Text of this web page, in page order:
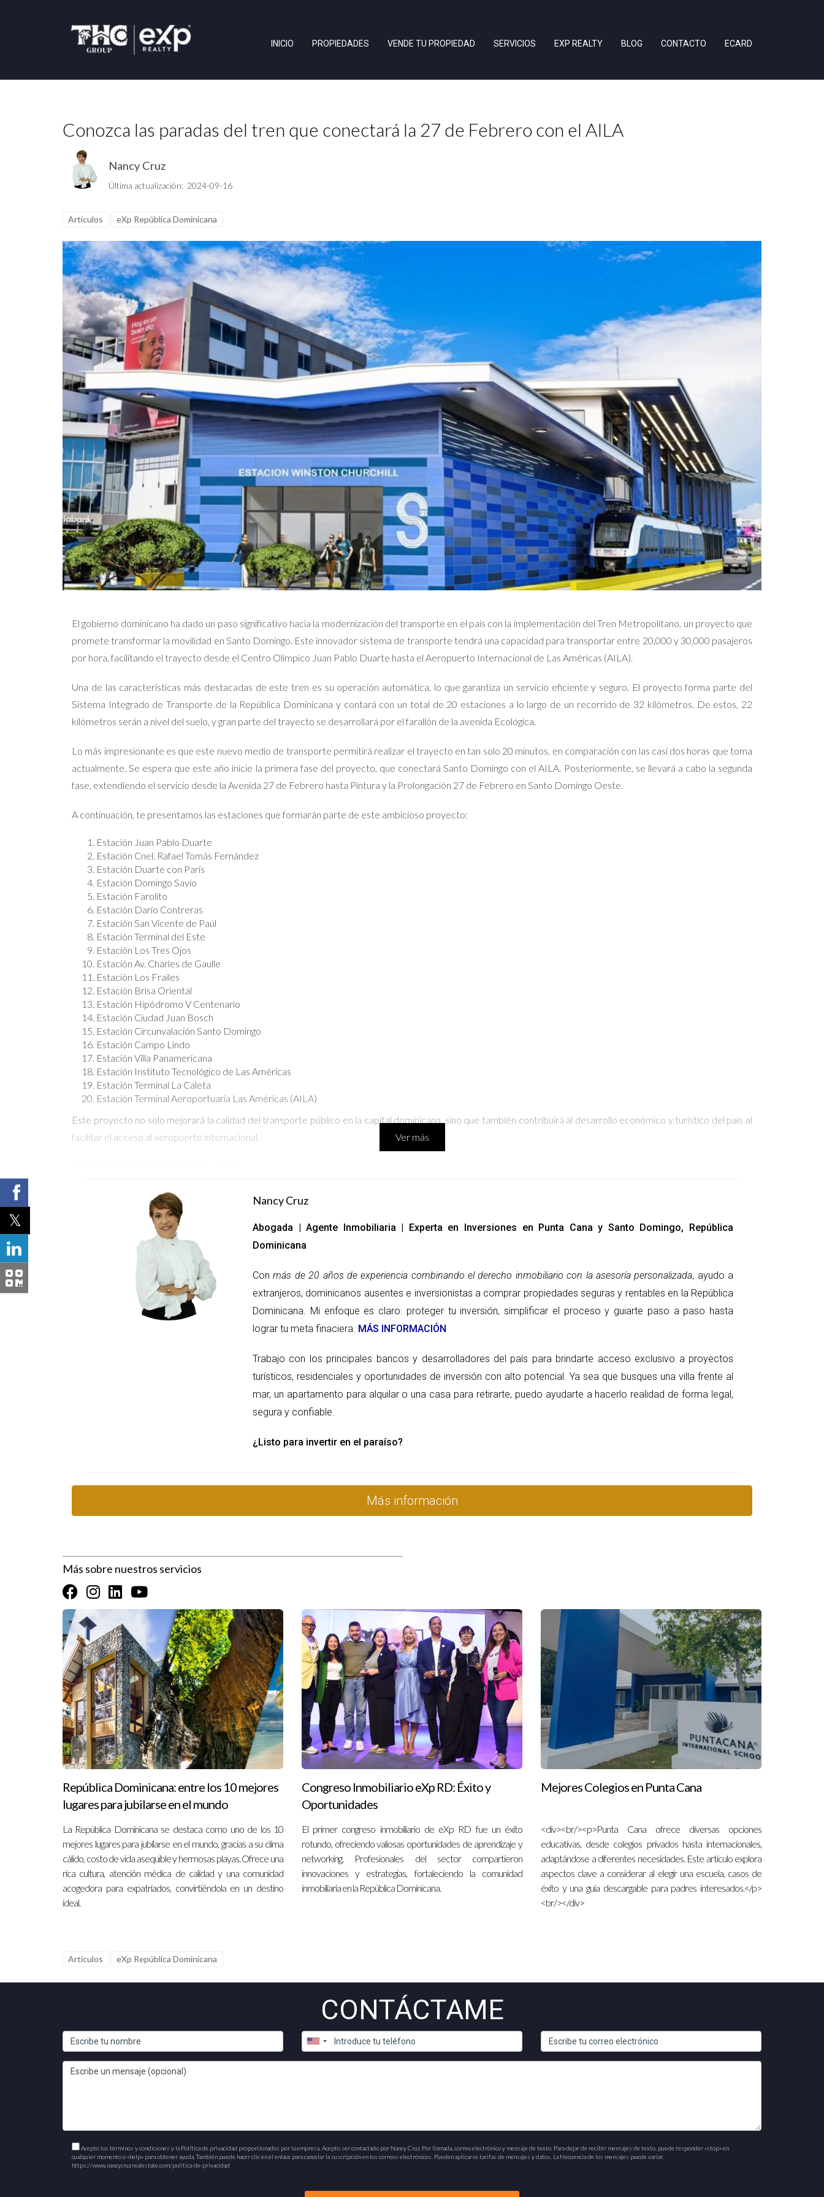
INICIO PROPIEDADES VENDE TU PROPIEDAD SERVICIOS EXP REALTY BLOG CONTACTO ECARD
Conozca las paradas del tren que conectará la 27 de Febrero con el AILA
Nancy Cruz
Última actualización: 2024-09-16
Artículos eXp República Dominicana
El gobierno dominicano ha dado un paso significativo hacia la modernización del transporte en el país con la implementación del Tren Metropolitano, un proyecto que
promete transformar la movilidad en Santo Domingo. Este innovador sistema de transporte tendrá una capacidad para transportar entre 20,000 y 30,000 pasajeros
por hora, facilitando el trayecto desde el Centro Olímpico Juan Pablo Duarte hasta el Aeropuerto Internacional de Las Américas (AILA).
Una de las características más destacadas de este tren es su operación automática, lo que garantiza un servicio eficiente y seguro. El proyecto forma parte del
Sistema Integrado de Transporte de la República Dominicana y contará con un total de 20 estaciones a lo largo de un recorrido de 32 kilómetros. De estos, 22
kilómetros serán a nivel del suelo, y gran parte del trayecto se desarrollará por el farallón de la avenida Ecológica.
Lo más impresionante es que este nuevo medio de transporte permitirá realizar el trayecto en tan solo 20 minutos, en comparación con las casi dos horas que toma
actualmente. Se espera que este año inicie la primera fase del proyecto, que conectará Santo Domingo con el AILA. Posteriormente, se llevará a cabo la segunda
fase, extendiendo el servicio desde la Avenida 27 de Febrero hasta Pintura y la Prolongación 27 de Febrero en Santo Domingo Oeste.
A continuación, te presentamos las estaciones que formarán parte de este ambicioso proyecto:
Estación Juan Pablo Duarte
Estación Cnel. Rafael Tomás Fernández
Estación Duarte con París
Estación Domingo Savio
Estación Farolito
Estación Darío Contreras
Estación San Vicente de Paúl
Estación Terminal del Este
Estación Los Tres Ojos
Estación Av. Charles de Gaulle
Estación Los Frailes
Estación Brisa Oriental
Estación Hipódromo V Centenario
Estación Ciudad Juan Bosch
Estación Circunvalación Santo Domingo
Estación Campo Lindo
Estación Villa Panamericana
Estación Instituto Tecnológico de Las Américas
Estación Terminal La Caleta
Estación Terminal Aeroportuaria Las Américas (AILA)
Este proyecto no solo mejorará la calidad del transporte público en la capital dominicana, sino que también contribuirá al desarrollo económico y turístico del país al
facilitar el acceso al aeropuerto internacional.
Ver más
Nancy Cruz
Abogada | Agente Inmobiliaria | Experta en Inversiones en Punta Cana y Santo Domingo, República
Dominicana
Conmás de 20 años de experiencia combinando el derecho inmobiliario con la asesoría personalizada, ayudo a
extranjeros, dominicanos ausentes e inversionistas a comprar propiedades seguras y rentables en la República
Dominicana. Mi enfoque es claro: proteger tu inversión, simplificar el proceso y guiarte paso a paso hasta
lograr tu meta finaciera. MÁS INFORMACIÓN
Trabajo con los principales bancos y desarrolladores del país para brindarte acceso exclusivo a proyectos
turísticos, residenciales y oportunidades de inversión con alto potencial. Ya sea que busques una villa frente al
mar, un apartamento para alquilar o una casa para retirarte, puedo ayudarte a hacerlo realidad de forma legal,
segura y confiable.
¿Listo para invertir en el paraíso?
Más información
Más sobre nuestros servicios
República Dominicana: entre los 10 mejores
lugares para jubilarse en el mundo
La República Dominicana se destaca como uno de los 10
mejores lugares para jubilarse en el mundo, gracias a su clima
cálido, costo de vida asequible y hermosas playas. Ofrece una
rica cultura, atención médica de calidad y una comunidad
acogedora para expatriados, convirtiéndola en un destino
ideal.
Congreso Inmobiliario eXp RD: Éxito y
Oportunidades
El primer congreso inmobiliario de eXp RD fue un éxito
rotundo, ofreciendo valiosas oportunidades de aprendizaje y
networking. Profesionales del sector compartieron
innovaciones y estrategias, fortaleciendo la comunidad
inmobiliaria en la República Dominicana.
Mejores Colegios en Punta Cana
<div><br/><p>Punta Cana ofrece diversas opciones
educativas, desde colegios privados hasta internacionales,
adaptándose a diferentes necesidades. Este artículo explora
aspectos clave a considerar al elegir una escuela, casos de
éxito y una guía descargable para padres interesados.</p>
<br/></div>
Artículos eXp República Dominicana
CONTÁCTAME
Acepto los términos y condiciones y la Política de privacidad proporcionados por la empresa. Acepto ser contactado por Nancy Cruz Por llamada, correo electrónico y mensaje de texto. Para dejar de recibir mensajes de texto, puede responder «stop» en
cualquier momento o «help» para obtener ayuda. También puede hacer clic en el enlace para cancelar la suscripción en los correos electrónicos. Pueden aplicarse tarifas de mensajes y datos. La frecuencia de los mensajes puede variar.
https://www.nancycruzrealestate.com/politica-de-privacidad